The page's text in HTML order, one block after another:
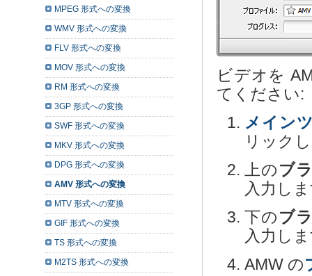
ビデオを
てください:
メイン
リック
上のブ
入力し
下のブ
入力し
AMW の
MPEG 形式への変換
WMV 形式への変換
FLV 形式への変換
MOV 形式への変換
RM 形式への変換
3GP 形式への変換
SWF 形式への変換
MKV 形式への変換
DPG 形式への変換
AMV 形式への変換
MTV 形式への変換
GIF 形式への変換
TS 形式への変換
M2TS 形式への変換